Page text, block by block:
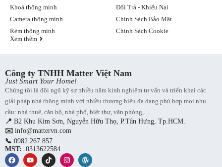
Đổi Trả - Khiếu Nại
Chính Sách Bảo Mật
Chính Sách Cookie
Khoá thông minh
Camera thông minh
Rèm thông minh
Xem thêm
Công ty TNHH Matter Việt Nam
Just Smart Your Home!
Chúng tôi là đội ngũ kỹ sư nhiều năm kinh nghiệm tư vấn và triển khai các
giải pháp nhà thông minh với nhiều thương hiệu đa dạng phù hợp mọi nhu
cầu: nhà thuê, căn hộ, nhà phố, biệt thự, văn phòng,…
📍 B2 Khu Kim Sơn, Nguyễn Hữu Thọ, P.Tân Hưng, Tp.HCM.
✉️ info@mattervn.com
📞 0982 267 857
MST: .0313622584